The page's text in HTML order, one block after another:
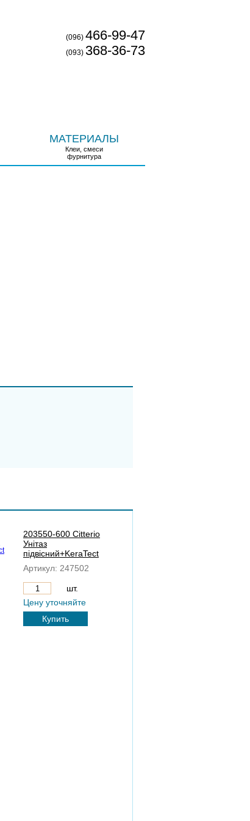
(096) 466-99-47
(093) 368-36-73
МАТЕРИАЛЫ
Клеи, смеси
фурнитура
203550-600 Citterio
Унітаз
підвісний+KeraTect
Артикул: 247502
шт.
Цену уточняйте
Купить